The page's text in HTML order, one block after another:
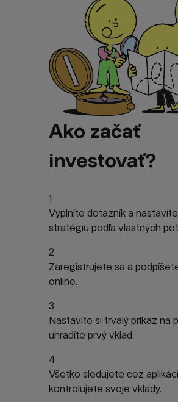
Ako začať
investovať?
1
Vyplníte dotazník a
stratégiu podľa vlastných
2
Zaregistrujete sa a
online.
3
Nastavíte si trvalý príkaz na
uhradíte prvý vklad.
4
Všetko sledujete cez
kontrolujete svoje vklady.